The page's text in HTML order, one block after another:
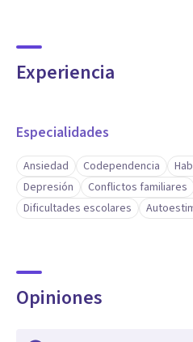
Experiencia
Especialidades
Ansiedad Codependencia
Depresión
Conflictos familiares
Dificultades escolares
Opiniones